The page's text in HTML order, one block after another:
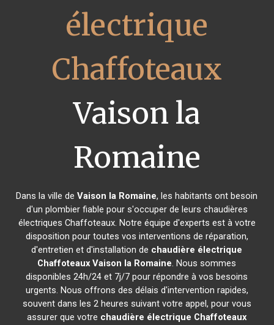
électrique
Chaffoteaux
Vaison la
Romaine
Dans la ville deVaison la Romaine, les habitants ont besoin
d'un plombier fiable pour s'occuper de leurs chaudières
électriques Chaffoteaux. Notre équipe d'experts est à votre
disposition pour toutes vos interventions de réparation,
d'entretien et d'installation de chaudière électrique
Chaffoteaux Vaison la Romaine. Nous sommes
disponibles 24h/24 et 7j/7 pour répondre à vos besoins
urgents. Nous offrons des délais d'intervention rapides,
souvent dans les 2 heures suivant votre appel, pour vous
assurer que votre chaudière électrique Chaffoteaux